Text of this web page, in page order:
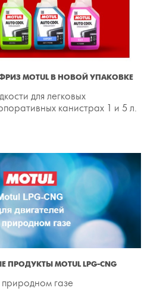
MOTUL В НОВОЙ УПАКОВКЕ
для легковых
канистрах 1 и 5 л.
ПРОДУКТЫ MOTUL LPG-CNG
газе